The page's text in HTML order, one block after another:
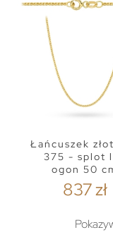
Łańcuszek
375 - splot
ogon 50
837 zł